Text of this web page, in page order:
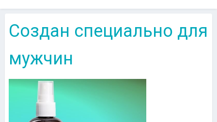
Создан специально для
мужчин